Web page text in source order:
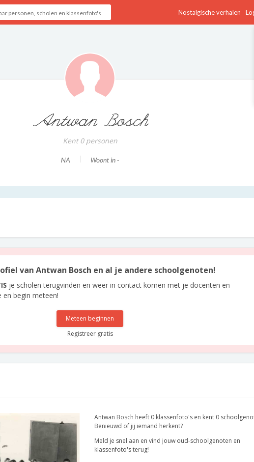
Nostalgische verhalen
Antwan Bosch
Kent 0 personen
NA Woont in -
van Antwan Bosch en al je andere schoolgenoten!
je scholen terugvinden en weer in contact komen met je docenten en
en begin meteen!
Meteen beginnen
Registreer gratis
Antwan Bosch heeft 0 klassenfoto's en kent 0
Benieuwd of jij iemand herkent?
Meld je snel aan en vind jouw oud-schoolgenoten en
klassenfoto's terug!